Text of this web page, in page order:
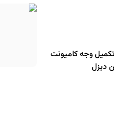
وجه کامیونت